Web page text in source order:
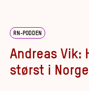
RN-PODDEN
Andreas Vik:
størst i